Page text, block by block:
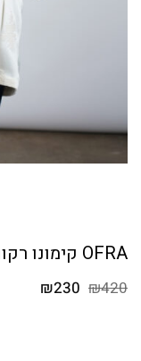
OFRA קימונו רקום פרחים שמנת
₪420 המחיר
₪230